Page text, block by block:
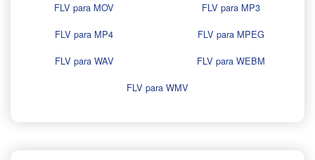
FLV para MOV
FLV para MP3
FLV para MP4
FLV para MPEG
FLV para WAV
FLV para WEBM
FLV para WMV